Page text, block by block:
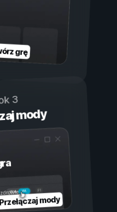
grę
3
mody
Wł.
Wył.
mody